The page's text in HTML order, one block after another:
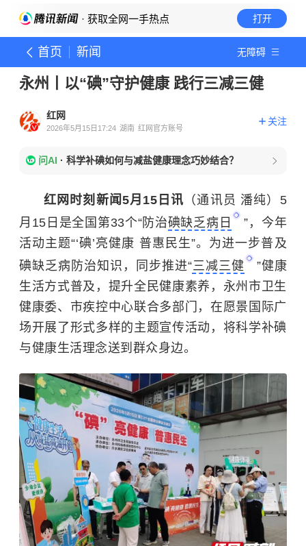
· 获取全网一手热点 打开
首页 新闻 无障碍
永州丨以“碘”守护健康 践行三减三健
红网
2026年5月15日17:24 湖南 红网官方账号
关注
问AI · 科学补碘如何与减盐健康理念巧妙结合？
红网时刻新闻5月15日讯 （通讯员 潘纯）5
月15日是全国第33个“防治碘缺乏病日
”，今年
活动主题“‘碘’亮健康 普惠民生”。为进一步普及
碘缺乏病防治知识，同步推进“三减三健
”健康
生活方式普及，提升全民健康素养，永州市卫生
健康委、市疾控中心联合多部门，在愿景国际广
场开展了形式多样的主题宣传活动，将科学补碘
与健康生活理念送到群众身边。